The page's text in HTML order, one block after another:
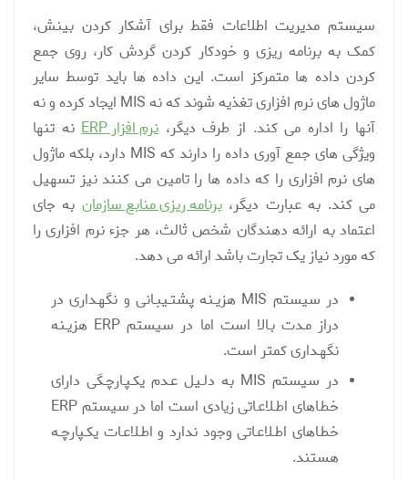
سیستم مدیریت اطلاعات فقط برای آشکار کردن بینش،
کمک به برنامه ریزی و خودکار کردن گردش کار، روی جمع
کردن داده ها متمرکز است. این داده ها باید توسط سایر
ماژول های نرم افزاری تغذیه شوند که نه MIS ایجاد کرده و نه
آنها را اداره می کند. از طرف دیگر،نرم افزار ERP
نه تنها
ویژگی های جمع آوری داده را دارند که MIS دارد، بلکه ماژول
های نرم افزاری را که داده ها را تامین می کنند نیز تسهیل
می کند. به عبارت دیگر،برنامه ریزی منابع سازمان به جای
اعتماد به ارائه دهندگان شخص ثالث، هر جزء نرم افزاری را
که مورد نیاز یک تجارت باشد ارائه می دهد.
در سیستم MIS هزیـنه پشتـیبـانی و نگهـداری در
دراز مـدت بـالا است اما در سیستم ERP هزیـنه
نگهـداری کمتر است.
در سیستم MIS به دلـیل عـدم یکـپـارچـگی دارای
خطـاهای اطـلاعـاتی زیادی است اما در سیستم ERP
خطـاهای اطـلاعـاتی وجود ندارد و اطـلاعـات یکـپارچـه
هستند.